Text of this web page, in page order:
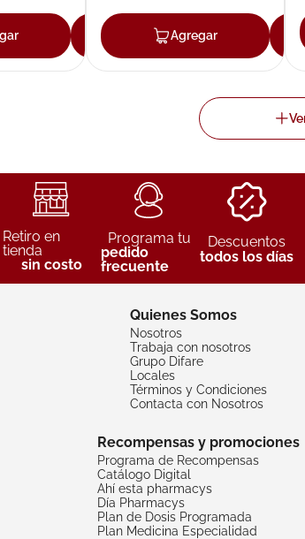
AgregarAgregar
Retiro en
tienda
sin costo
Programa tu
pedido
frecuente
Descuentos
todos los días
Quienes Somos
Nosotros
Trabaja con nosotros
Grupo Difare
Locales
Términos y Condiciones
Contacta con Nosotros
Recompensas y promociones
Programa de Recompensas
Catálogo Digital
Ahí esta pharmacys
Día Pharmacys
Plan de Dosis Programada
Plan Medicina Especialidad